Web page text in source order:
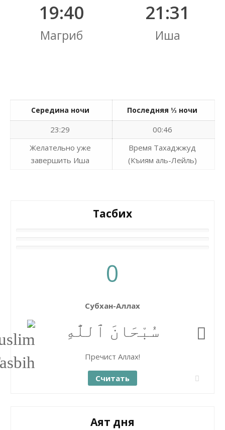
19:40
Магриб
21:31
Иша
Середина ночи Последняя ⅓ ночи
23:29
00:46
Желательно уже
завершить Иша
Время Тахаджжуд
(Къиям аль-Лейль)
Тасбих
0
Субхан-Аллах
سُبْحَانَ ٱللَّٰهِ
Пречист Аллах!
Считать
Аят дня